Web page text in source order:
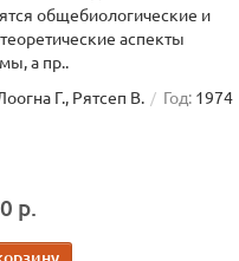
общебиологические и
аспекты
а пр..
Г., Рятсеп В. Год: 1974
р.